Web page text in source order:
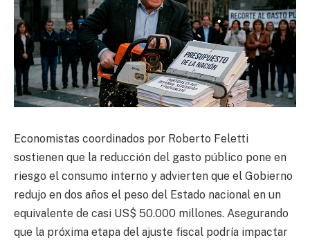
Economistas coordinados por Roberto Feletti
sostienen que la reducción del gasto público pone en
riesgo el consumo interno y advierten que el Gobierno
redujo en dos años el peso del Estado nacional en un
equivalente de casi US$ 50.000 millones. Asegurando
que la próxima etapa del ajuste fiscal podría impactar